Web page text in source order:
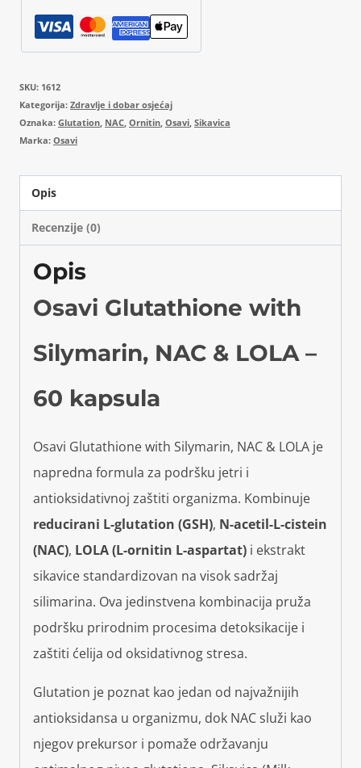
količina
SKU: 1612
Kategorija: Zdravlje i dobar osjećaj
Oznaka: Glutation NAC Ornitin Osavi Sikavica
Marka: Osavi
Opis
Recenzije (0)
Opis
Osavi Glutathione with
Silymarin, NAC & LOLA –
60 kapsula
Osavi Glutathione with Silymarin, NAC & LOLA je
napredna formula za podršku jetri i
antioksidativnoj zaštiti organizma. Kombinuje
reducirani L-glutation (GSH), N-acetil-L-cistein
(NAC), LOLA (L-ornitin L-aspartat) i ekstrakt
sikavice standardizovan na visok sadržaj
silimarina. Ova jedinstvena kombinacija pruža
podršku prirodnim procesima detoksikacije i
zaštiti ćelija od oksidativnog stresa.
Glutation je poznat kao jedan od najvažnijih
antioksidansa u organizmu, dok NAC služi kao
njegov prekursor i pomaže održavanju